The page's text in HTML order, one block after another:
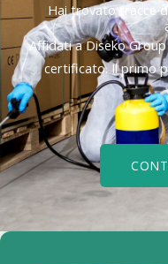
Hai trovato tracce
Affidati a Diseko
certificato. Il primo